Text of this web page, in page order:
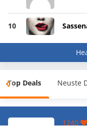
10
Top Deals Neuste
1240